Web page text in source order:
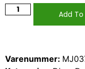
Add
Varenummer: